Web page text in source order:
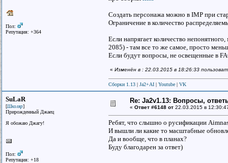
Пол:
Репутация: +364
Создать персонажа можно в IMP при
Ограничение в количество
Если напрягает количество
2085) - там все то же самое, просто
Если будут вопросы, не освещенные в
« Изменён в : 22.03.2015 в 18:26:33
Сборки 1.13 | Ja2+AI | Youtube | VK
SuLaR
[Школяр]
Прирожденный Джаец
Я обожаю Джагу!
Пол:
Репутация: +18
Re: Ja2v1.13: Вопросы,
« Ответ #6148 от 22.03.2015 в
Ребят, что слышно о русификации
И вышли ли какие то масштабные
Да и вообще, что в планах?
Буду благодарен за ответ)